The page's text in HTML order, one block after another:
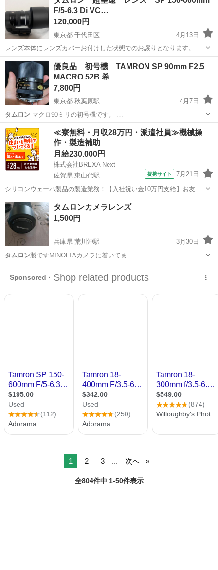
F/5-6.3 Di VC…
120,000円
東京都 千代田区
4月13日
レンズ本体にレンズカバーお付けした状態でのお譲りとなります。 数
年前に家電量販店で購入し２回ほど使用しました。 お手渡しの際は本
体確認お願い致します。またお写真追加も可能です。 ケースも必要で
したらおつけします。 ...
東京 千代田区 カメラ タムロン
優良品 初号機 TAMRON SP 90mm F2.5
MACRO 52B 希…
7,800円
東京都 秋葉原駅
4月7日
タムロン
マクロ90ミリの初号機です。 …
東京 台東区 秋葉原駅 カメラ pentax
≪寮無料・月収28万円・派遣社員≫機械操
作・製造補助
月給230,000円
株式会社BREXA Next
佐賀県 東山代駅
提携サイト 7月21日
シリコンウェーハ製品の製造業務！【入社祝い金10万円支給】お友達
やカップルとの応募OK◎年間休日129日＆休出なしでプライベート充
実♪業務はクリーンルームで快適作業◎自社正社員登用制度あり★1食
300円～の格安食堂あり！《佐...
佐賀 伊万里市
タムロンカメラレンズ
1,500円
兵庫県 荒川沖駅
3月30日
タムロン製ですMINOLTAカメラに着いてま…
1 2 3 ... 次へ
全804件中 1-50件表示